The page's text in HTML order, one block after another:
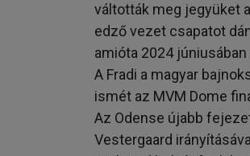
váltották meg jegyüket
edző vezet csapatot
amióta 2024
A Fradi a magyar
ismét az MVM Dome
Az Odense újabb
Vestergaard